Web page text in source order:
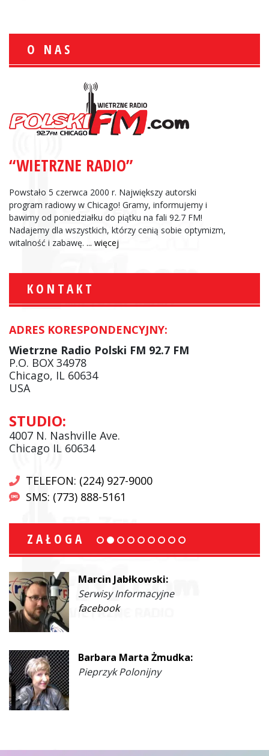
O NAS
“WIETRZNE RADIO”
Powstało 5 czerwca 2000 r. Największy autorski
program radiowy w Chicago! Gramy, informujemy i
bawimy od poniedziałku do piątku na fali 92.7 FM!
Nadajemy dla wszystkich, którzy cenią sobie optymizm,
witalność i zabawę. ... więcej
KONTAKT
ADRES KORESPONDENCYJNY:
Wietrzne Radio Polski FM 92.7 FM
P.O. BOX 34978
Chicago, IL 60634
USA
STUDIO:
4007 N. Nashville Ave.
Chicago IL 60634
TELEFON: (224) 927-9000
SMS: (773) 888-5161
ZAŁOGA
Marcin Jabłkowski:
Serwisy Informacyjne
facebook
Barbara Marta Żmudka:
Pieprzyk Polonijny